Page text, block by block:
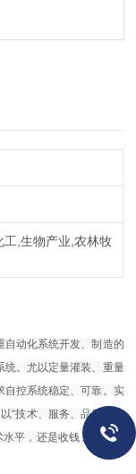
工,生物产业,农林牧
自动化系统开发、制造的
统。尤以定量灌装、重量
自控系统稳定、可靠。实
“技术、服务、品质、口
平，还是收钱、售后服